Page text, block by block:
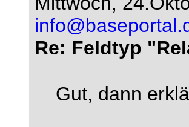
Re: Feldtyp
Gut, dann